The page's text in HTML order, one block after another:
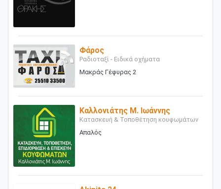
Φάρος
Ραδιοταξί - Ειδικά οχήματα
Μακράς Γέφυρας 2
Καλλονιάτης Μ. Ιωάννης
Κατασκευή & Τοποθέτηση κουφωμάτων
Απαλός